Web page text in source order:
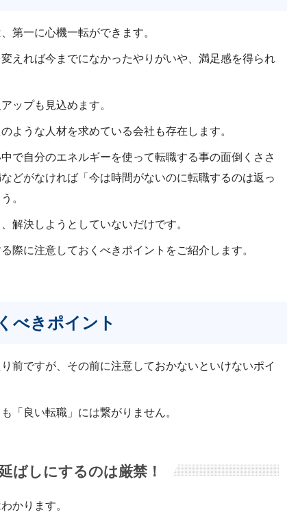
第一に心機一転ができます。
えれば今までになかったやりがいや、満足感を得られ
ップも見込めます。
ような人材を求めている会社も存在します。
で自分のエネルギーを使って転職する事の面倒くささ
どがなければ「今は時間がないのに転職するのは返っ
。
解決しようとしていないだけです。
際に注意しておくべきポイントをご紹介します。
べきポイント
前ですが、その前に注意しておかないといけないポイ
「良い転職」には繋がりません。
ばしにするのは厳禁！
かります。